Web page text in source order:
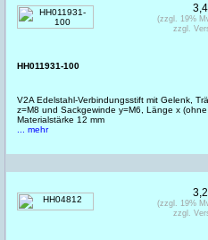
HH011931-100
V2A Edelstahl-Verbindungsstift mit Gelenk,
z=M8 und Sackgewinde y=M6, Länge x
Materialstärke 12 mm
... mehr
(zzgl. 19%
zzgl.
(zzgl. 19%
zzgl.